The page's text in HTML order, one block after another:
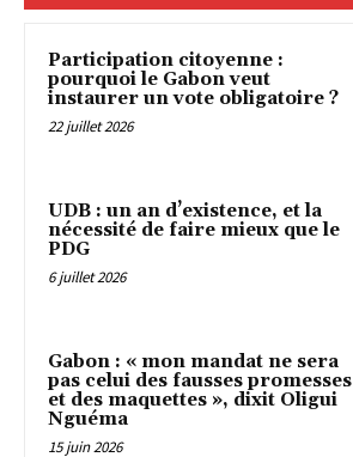
Participation citoyenne :
pourquoi le Gabon veut
instaurer un vote obligatoire ?
22 juillet 2026
UDB : un an d’existence, et la
nécessité de faire mieux que le
PDG
6 juillet 2026
Gabon : « mon mandat ne sera
pas celui des fausses promesses
et des maquettes », dixit Oligui
Nguéma
15 juin 2026